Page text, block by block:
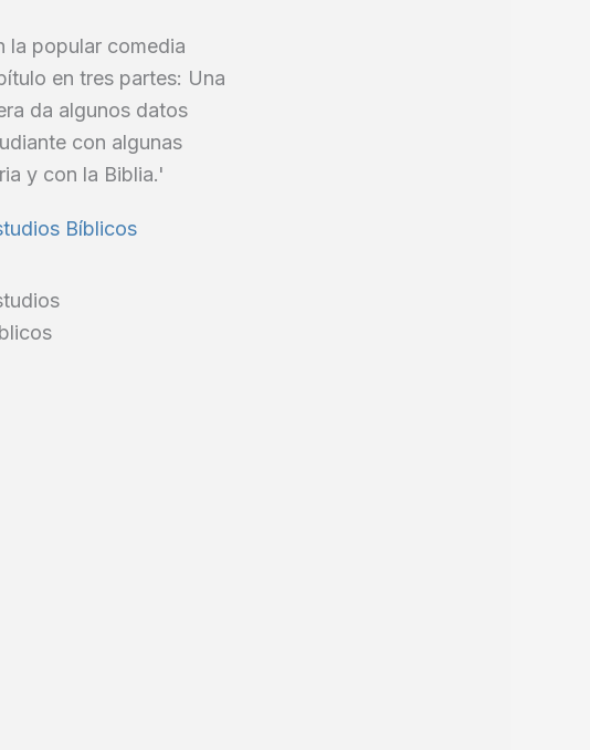
la popular comedia
en tres partes: Una
da algunos datos
con algunas
y con la Biblia.'
Bíblicos